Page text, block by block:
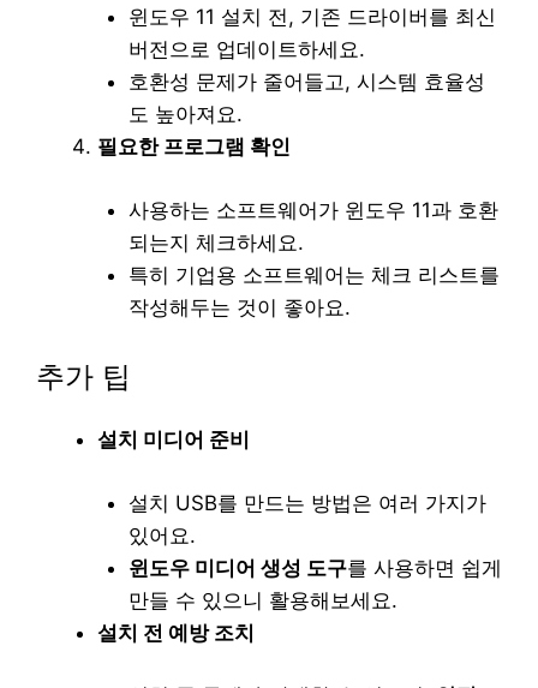
윈도우 11 설치 전, 기존 드라이버를 최신
버전으로 업데이트하세요.
호환성 문제가 줄어들고, 시스템 효율성
도 높아져요.
필요한 프로그램 확인
사용하는 소프트웨어가 윈도우 11과 호환
되는지 체크하세요.
특히 기업용 소프트웨어는 체크 리스트를
작성해두는 것이 좋아요.
추가 팁
설치 미디어 준비
설치 USB를 만드는 방법은 여러 가지가
있어요.
윈도우 미디어 생성 도구를 사용하면 쉽게
만들 수 있으니 활용해보세요.
설치 전 예방 조치